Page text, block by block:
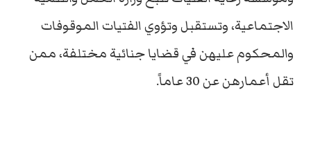
الاجتماعية، وتستقبل وتؤوي الفتيات الموقوفات
والمحكوم عليهن في قضايا جنائية مختلفة، ممن
تقل أعمارهن عن 30 عاماً.